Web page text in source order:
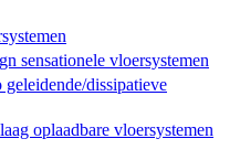
sensationele vloersystemen
geleidende/dissipatieve
oplaadbare vloersystemen